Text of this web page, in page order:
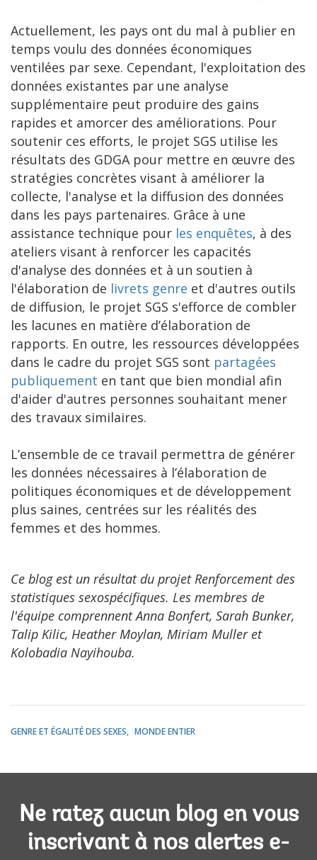
Actuellement, les pays ont du mal à publier en
temps voulu des données économiques
ventilées par sexe. Cependant, l'exploitation des
données existantes par une analyse
supplémentaire peut produire des gains
rapides et amorcer des améliorations. Pour
soutenir ces efforts, le projet SGS utilise les
résultats des GDGA pour mettre en œuvre des
stratégies concrètes visant à améliorer la
collecte, l'analyse et la diffusion des données
dans les pays partenaires. Grâce à une
assistance technique pour les enquêtes, à des
ateliers visant à renforcer les capacités
d'analyse des données et à un soutien à
l'élaboration de livrets genre et d'autres outils
de diffusion, le projet SGS s'efforce de combler
les lacunes en matière d’élaboration de
rapports. En outre, les ressources développées
dans le cadre du projet SGS sont partagées
publiquement en tant que bien mondial afin
d'aider d'autres personnes souhaitant mener
des travaux similaires.
L’ensemble de ce travail permettra de générer
les données nécessaires à l’élaboration de
politiques économiques et de développement
plus saines, centrées sur les réalités des
femmes et des hommes.
Ce blog est un résultat du projet Renforcement des
statistiques sexospécifiques. Les membres de
l'équipe comprennent Anna Bonfert, Sarah Bunker,
Talip Kilic, Heather Moylan, Miriam Muller et
Kolobadia Nayihouba.
GENRE ET ÉGALITÉ DES SEXES MONDE ENTIER
Ne ratez aucun blog en vous
inscrivant à nos alertes e-